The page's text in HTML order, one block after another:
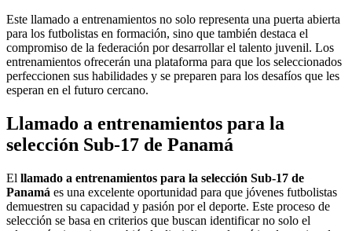
Este llamado a entrenamientos no solo representa una puerta abierta
para los futbolistas en formación, sino que también destaca el
compromiso de la federación por desarrollar el talento juvenil. Los
entrenamientos ofrecerán una plataforma para que los seleccionados
perfeccionen sus habilidades y se preparen para los desafíos que les
esperan en el futuro cercano.
Llamado a entrenamientos para la
selección Sub-17 de Panamá
El llamado a entrenamientos para la selección Sub-17 de
Panamá es una excelente oportunidad para que jóvenes futbolistas
demuestren su capacidad y pasión por el deporte. Este proceso de
selección se basa en criterios que buscan identificar no solo el